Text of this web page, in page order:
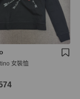
女裝恤